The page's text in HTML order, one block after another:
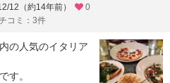
12（約14年前）
0
コミ：3件
の人気のイタリア
す。